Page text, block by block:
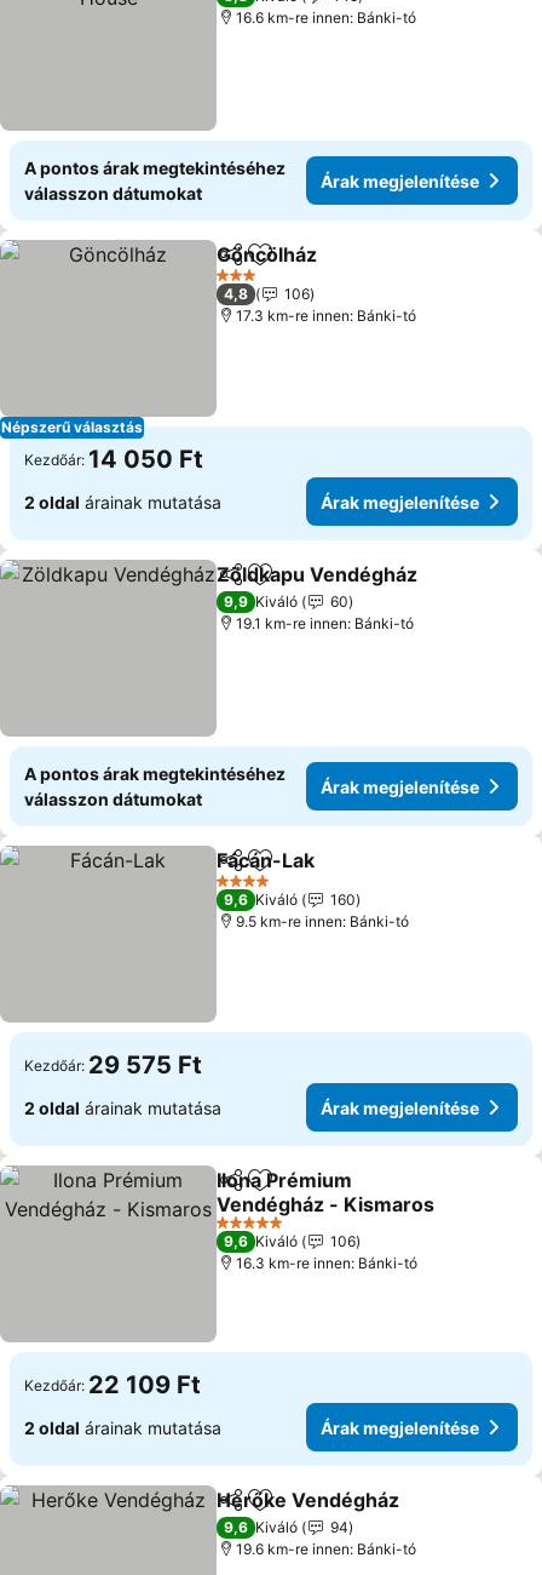
16.6 km-re innen: Bánki-tó
A pontos árak megtekintéséhez
válasszon dátumokat
Árak megjelenítése
Népszerű választás
Megosztás
Hozzáadás a kedvencekhez
Göncölház
3 Kategória
4,8
106
17.3 km-re innen: Bánki-tó
Kezdőár: 14 050 Ft
2 oldal árainak mutatása Árak megjelenítése
MegosztásHozzáadás a kedvencekhez
Zöldkapu Vendégház
9,9 Kiváló
60
19.1 km-re innen: Bánki-tó
A pontos árak megtekintéséhez
válasszon dátumokat
Árak megjelenítése
Megosztás
Hozzáadás a kedvencekhez
Fácán-Lak
4 Kategória
9,6 Kiváló
160
9.5 km-re innen: Bánki-tó
Kezdőár: 29 575 Ft
2 oldal árainak mutatása Árak megjelenítése
Megosztás
Hozzáadás a kedvencekhez
Ilona Prémium
Vendégház - Kismaros
5 Kategória
9,6 Kiváló
106
16.3 km-re innen: Bánki-tó
Kezdőár: 22 109 Ft
2 oldal árainak mutatása Árak megjelenítése
Megosztás
Hozzáadás a kedvencekhez
Herőke Vendégház
9,6 Kiváló
94
19.6 km-re innen: Bánki-tó